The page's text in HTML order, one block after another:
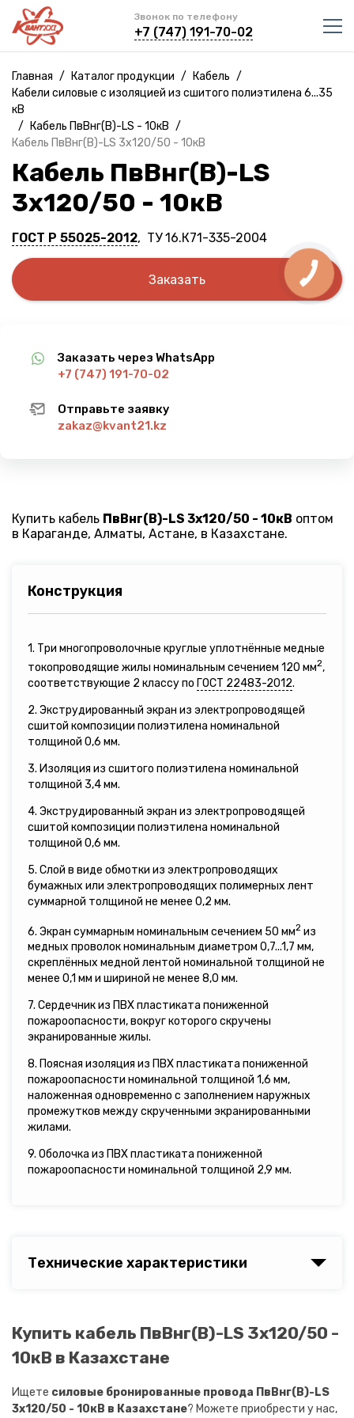
Звонок по телефону
+7 (747) 191-70-02
Главная / Каталог продукции / Кабель /
Кабели силовые с изоляцией из сшитого полиэтилена 6...35
кВ
/
Кабель ПвВнг(B)-LS - 10кВ /
Кабель ПвВнг(B)-LS 3х120/50 - 10кВ
Кабель ПвВнг(B)-LS
3х120/50 - 10кВ
ГОСТ Р 55025-2012, ТУ 16.К71-335-2004
Заказать
Заказать через WhatsApp
+7 (747) 191-70-02
Отправьте заявку
zakaz@kvant21.kz
Купить кабель ПвВнг(B)-LS 3х120/50 - 10кВ оптом
в Караганде, Алматы, Астане, в Казахстане.
Конструкция
1. Три многопроволочные круглые уплотнённые медные
токопроводящие жилы номинальным сечением 120 мм2,
соответствующие 2 классу по ГОСТ 22483-2012.
2. Экструдированный экран из электропроводящей
сшитой композиции полиэтилена номинальной
толщиной 0,6 мм.
3. Изоляция из сшитого полиэтилена номинальной
толщиной 3,4 мм.
4. Экструдированный экран из электропроводящей
сшитой композиции полиэтилена номинальной
толщиной 0,6 мм.
5. Слой в виде обмотки из электропроводящих
бумажных или электропроводящих полимерных лент
суммарной толщиной не менее 0,2 мм.
6. Экран суммарным номинальным сечением 50 мм2 из
медных проволок номинальным диаметром 0,7...1,7 мм,
скреплённых медной лентой номинальной толщиной не
менее 0,1 мм и шириной не менее 8,0 мм.
7. Сердечник из ПВХ пластиката пониженной
пожароопасности, вокруг которого скручены
экранированные жилы.
8. Поясная изоляция из ПВХ пластиката пониженной
пожароопасности номинальной толщиной 1,6 мм,
наложенная одновременно с заполнением наружных
промежутков между скрученными экранированными
жилами.
9. Оболочка из ПВХ пластиката пониженной
пожароопасности номинальной толщиной 2,9 мм.
Технические характеристики
Купить кабель ПвВнг(B)-LS 3х120/50 -
10кВ в Казахстане
Ищете силовые бронированные провода ПвВнг(B)-LS
3х120/50 - 10кВ в Казахстане? Можете приобрести у нас,